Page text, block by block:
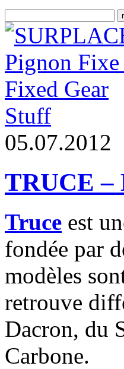
Stuff
05.07.2012
TRUCE –
Truce est
fondée par
modèles
retrouve
Dacron, du
Carbone.